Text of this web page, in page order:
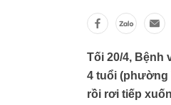
Tối 20/4, Bệnh
4 tuổi (phường
rồi rơi tiếp